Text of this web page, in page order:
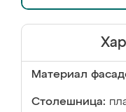
Материал
Столешница: